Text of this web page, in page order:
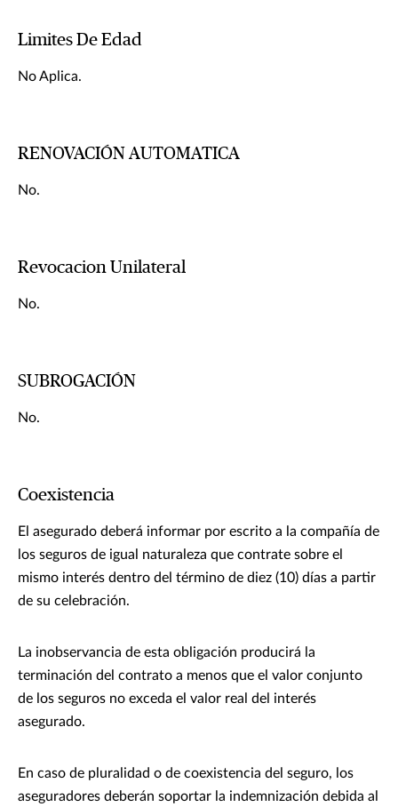
Limites De Edad
No Aplica.
RENOVACIÓN AUTOMATICA
No.
Revocacion Unilateral
No.
SUBROGACIÓN
No.
Coexistencia
El asegurado deberá informar por escrito a la compañía de
los seguros de igual naturaleza que contrate sobre el
mismo interés dentro del término de diez (10) días a partir
de su celebración.
La inobservancia de esta obligación producirá la
terminación del contrato a menos que el valor conjunto
de los seguros no exceda el valor real del interés
asegurado.
En caso de pluralidad o de coexistencia del seguro, los
aseguradores deberán soportar la indemnización debida al